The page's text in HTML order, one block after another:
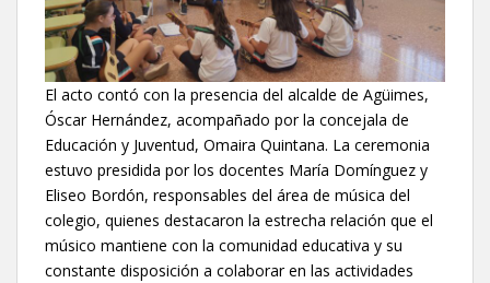
El acto contó con la presencia del alcalde de Agüimes,
Óscar Hernández, acompañado por la concejala de
Educación y Juventud, Omaira Quintana. La ceremonia
estuvo presidida por los docentes María Domínguez y
Eliseo Bordón, responsables del área de música del
colegio, quienes destacaron la estrecha relación que el
músico mantiene con la comunidad educativa y su
constante disposición a colaborar en las actividades